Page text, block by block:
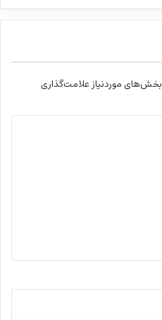
بخش‌های موردنیاز علامت‌گذاری